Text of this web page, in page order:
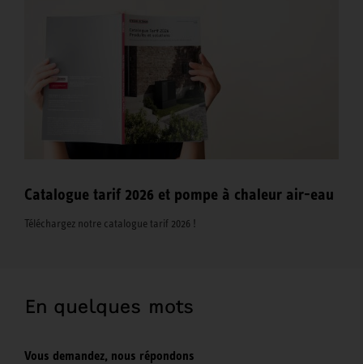
Catalogue tarif 2026 et pompe à chaleur air-eau
Téléchargez notre catalogue tarif 2026 !
En quelques mots
Vous demandez, nous répondons